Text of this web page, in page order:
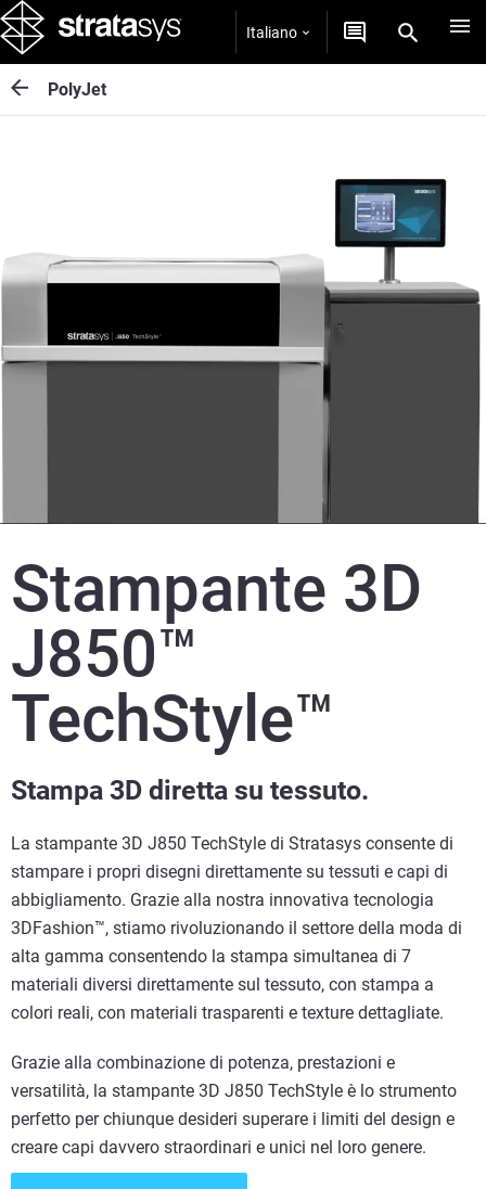
Italiano
PolyJet
Stampante 3D
J850™
TechStyle™
Stampa 3D diretta su tessuto.
La stampante 3D J850 TechStyle di Stratasys consente di
stampare i propri disegni direttamente su tessuti e capi di
abbigliamento. Grazie alla nostra innovativa tecnologia
3DFashion™, stiamo rivoluzionando il settore della moda di
alta gamma consentendo la stampa simultanea di 7
materiali diversi direttamente sul tessuto, con stampa a
colori reali, con materiali trasparenti e texture dettagliate.
Grazie alla combinazione di potenza, prestazioni e
versatilità, la stampante 3D J850 TechStyle è lo strumento
perfetto per chiunque desideri superare i limiti del design e
creare capi davvero straordinari e unici nel loro genere.